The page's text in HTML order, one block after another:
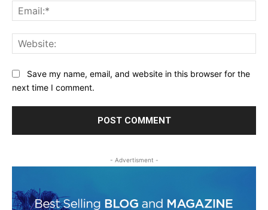
Save my name, email, and website in this browser for the
next time I comment.
- Advertisment -